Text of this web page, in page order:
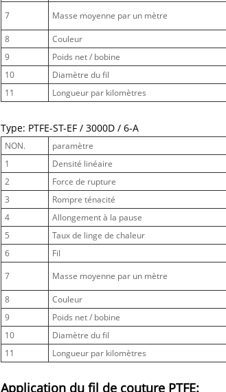
7
Masse moyenne par un mètre
8
Couleur
9
Poids net / bobine
10
Diamètre du fil
11
Longueur par kilomètres
Type: PTFE-ST-EF / 3000D / 6-A
NON. paramètre
1
Densité linéaire
2
Force de rupture
3
Rompre ténacité
4
Allongement à la pause
5
Taux de linge de chaleur
6
Fil
7
Masse moyenne par un mètre
8
Couleur
9
Poids net / bobine
10
Diamètre du fil
11
Longueur par kilomètres
Application du fil de couture PTFE: